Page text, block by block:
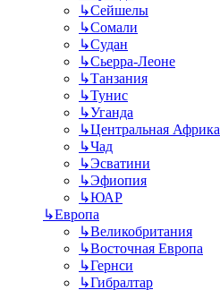
↳Сейшелы
↳Сомали
↳Судан
↳Сьерра-Леоне
↳Танзания
↳Тунис
↳Уганда
↳Центральная Африка
↳Чад
↳Эсватини
↳Эфиопия
↳ЮАР
↳Европа
↳Великобритания
↳Восточная Европа
↳Гернси
↳Гибралтар